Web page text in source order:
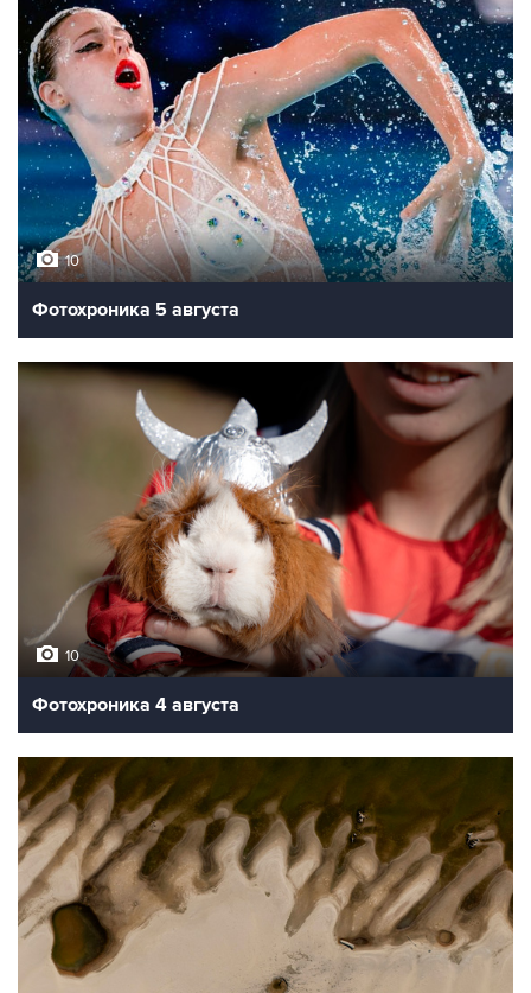
10
Фотохроника 5 августа
10
Фотохроника 4 августа